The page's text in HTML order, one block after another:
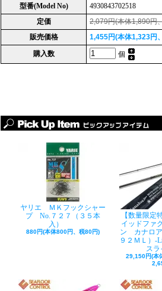
型番(Model No)
4930843702518
定価
2,079円(本体1,890円
販売価格
1,455円(本体1,323円
購入数
個
ヤリエ ＭＫフックシャー
プ No.７２７（３５本
入）
880円(本体800円、税80円)
【数量限定
イッドファ
ン カナロア
９２ＭＬ）-
スラ
29,150円(本